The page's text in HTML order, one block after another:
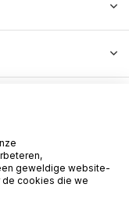
geweldige website-
de cookies die we